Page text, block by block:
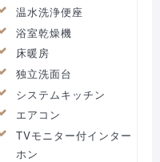
温水洗浄便座
浴室乾燥機
床暖房
独立洗面台
システムキッチン
エアコン
TVモニター付インター
ホン